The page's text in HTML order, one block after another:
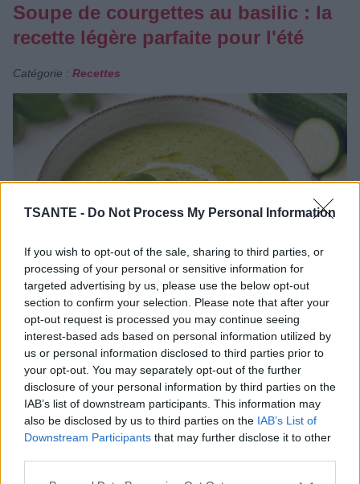
TSANTE - Do Not Process My Personal Information
If you wish to opt-out of the sale, sharing to third parties, or
processing of your personal or sensitive information for
targeted advertising by us, please use the below opt-out
section to confirm your selection. Please note that after your
opt-out request is processed you may continue seeing
interest-based ads based on personal information utilized by
us or personal information disclosed to third parties prior to
your opt-out. You may separately opt-out of the further
disclosure of your personal information by third parties on the
IAB’s list of downstream participants. This information may
also be disclosed by us to third parties on the IAB’s List of
Downstream Participants that may further disclose it to other
Soupe de courgettes au basilic : la
recette légère parfaite pour l'été
Catégorie : Recettes
Simple, savoureuse et pleine de fraîcheur, la soupe de
courgettes au basilic est idéale pour profiter des légumes
de saison. Servie chaude ou froide, elle constitue une
entrée légère ou un dîner équilibré, tout en mettant en
valeur les saveurs de l'été.